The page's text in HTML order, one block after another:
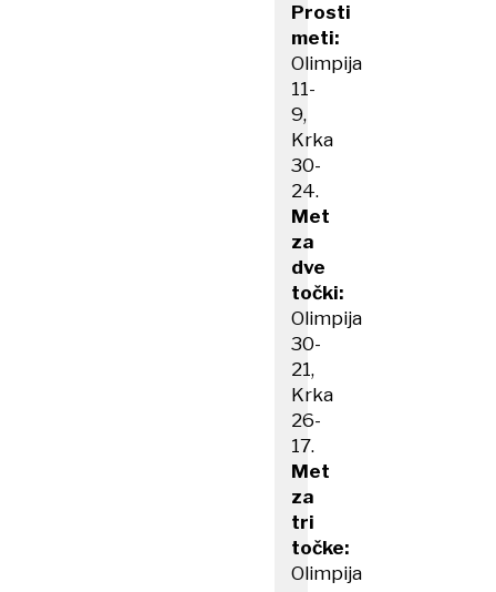
Prosti
meti:
Olimpija
11-
9,
Krka
30-
24.
Met
za
dve
točki:
Olimpija
30-
21,
Krka
26-
17.
Met
za
tri
točke:
Olimpija